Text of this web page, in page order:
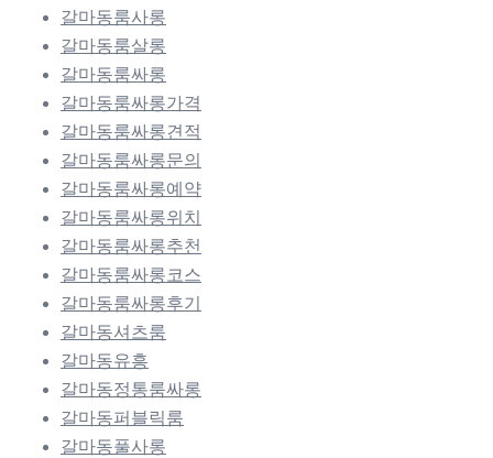
갈마동룸사롱
갈마동룸살롱
갈마동룸싸롱
갈마동룸싸롱가격
갈마동룸싸롱견적
갈마동룸싸롱문의
갈마동룸싸롱예약
갈마동룸싸롱위치
갈마동룸싸롱추천
갈마동룸싸롱코스
갈마동룸싸롱후기
갈마동셔츠룸
갈마동유흥
갈마동정통룸싸롱
갈마동퍼블릭룸
갈마동풀사롱